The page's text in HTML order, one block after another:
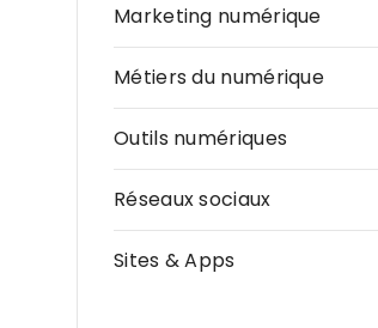
Marketing numérique
Métiers du numérique
Outils numériques
Réseaux sociaux
Sites & Apps